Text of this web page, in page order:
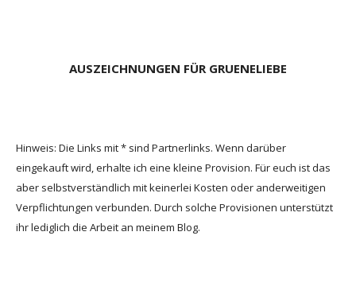
AUSZEICHNUNGEN FÜR GRUENELIEBE
Hinweis: Die Links mit * sind Partnerlinks. Wenn darüber
eingekauft wird, erhalte ich eine kleine Provision. Für euch ist das
aber selbstverständlich mit keinerlei Kosten oder anderweitigen
Verpflichtungen verbunden. Durch solche Provisionen unterstützt
ihr lediglich die Arbeit an meinem Blog.